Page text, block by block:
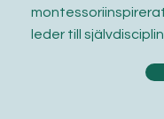
leder till